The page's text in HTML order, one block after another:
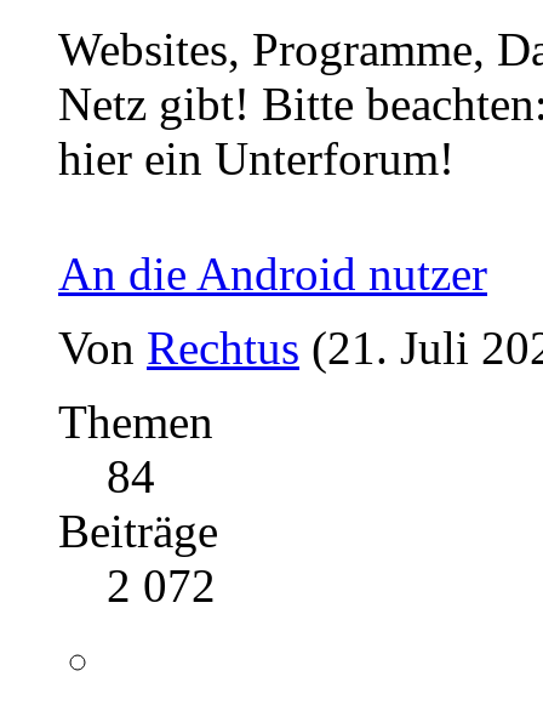
Websites, Programme,
Netz gibt! Bitte
hier ein Unterforum!
An die Android nutzer
Von Rechtus (21. Juli
Themen
84
Beiträge
2 072